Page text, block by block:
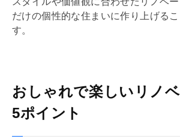
だけの個性的な住まいに作り上げる
す。
おしゃれで楽しいリノ
5ポイント